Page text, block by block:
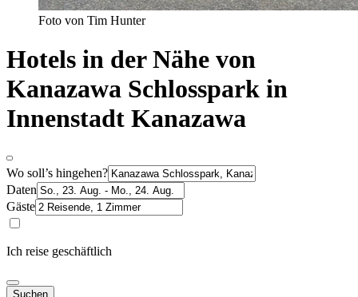
Foto von Tim Hunter
Hotels in der Nähe von
Kanazawa Schlosspark in
Innenstadt Kanazawa
Wo soll’s hingehen?
Daten
Gäste
Ich reise geschäftlich
Suchen